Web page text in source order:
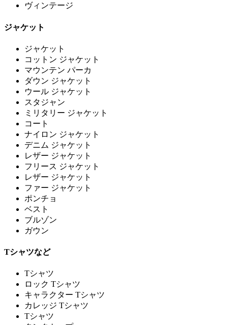
ヴィンテージ
ジャケット
ジャケット
コットン ジャケット
マウンテン パーカ
ダウン ジャケット
ウール ジャケット
スタジャン
ミリタリー ジャケット
コート
ナイロン ジャケット
デニム ジャケット
レザー ジャケット
フリース ジャケット
レザー ジャケット
ファー ジャケット
ポンチョ
ベスト
ブルゾン
ガウン
Tシャツなど
Tシャツ
ロック Tシャツ
キャラクター Tシャツ
カレッジ Tシャツ
Tシャツ